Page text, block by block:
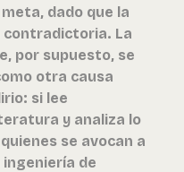
dado que la
contradictoria. La
por supuesto, se
otra causa
si lee
y analiza lo
se avocan a
ingeniería de